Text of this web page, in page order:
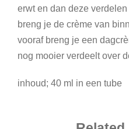
erwt en dan deze
breng je de crème van
vooraf breng je een
nog mooier verdeelt over
inhoud; 40 ml in een tube